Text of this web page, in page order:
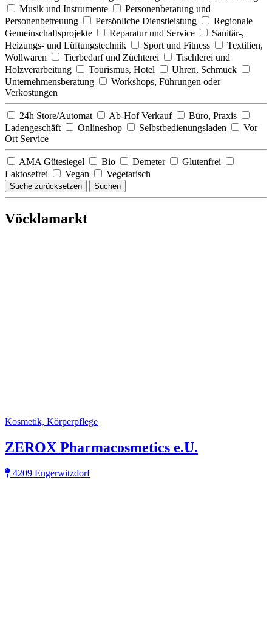
Musik und Instrumente
Personenberatung und
Personenbetreuung
Persönliche Dienstleistung
Regionale
Gemeinschaftsprojekte
Reparatur und Service
Sanitär-,
Heizungs- und Lüftungstechnik
Sport und Fitness
Textilien,
Wollwaren
Tierbedarf und Züchterei
Tischlerei und
Holzverarbeitung
Tourismus, Hotel
Uhren, Schmuck
Unternehmensberatung
Workshops, Führungen oder
Verkostungen
24h Store/Automat Ab-Hof Verkauf
Büro, Praxis
Ladengeschäft
Onlineshop Selbstbedienungsladen
Vor
Ort Service
AMA Gütesiegel Bio Demeter
Glutenfrei
Laktosefrei
Vegan Vegetarisch
Suche zurücksetzen Suchen
Vöcklamarkt
Kosmetik, Körperpflege
ZEROX Pharmacosmetics e.U.
4209 Engerwitzdorf